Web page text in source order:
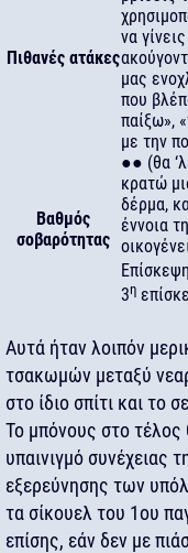
Πιθανές ατάκες
να
μας
που
παίξω»,
με την
Βαθμός
σοβαρότητας
●● (θα
κρατώ
δέρμα,
έννοια
3η
Αυτά ήταν λοιπόν
τσακωμών μεταξύ
στο ίδιο σπίτι και το
Το μπόνους στο τέλος
υπαινιγμό συνέχειας
εξερεύνησης των
τα σίκουελ του 1ου
επίσης, εάν δεν με